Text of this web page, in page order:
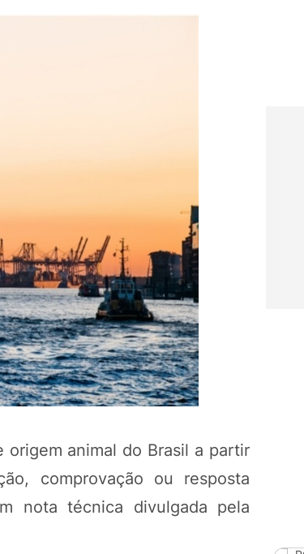
animal do Brasil a partir
comprovação ou resposta
nota técnica divulgada pela